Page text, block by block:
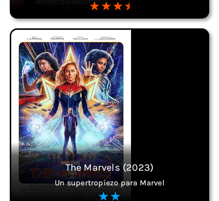
The Marvels (2023)
Un supertropiezo para Marvel